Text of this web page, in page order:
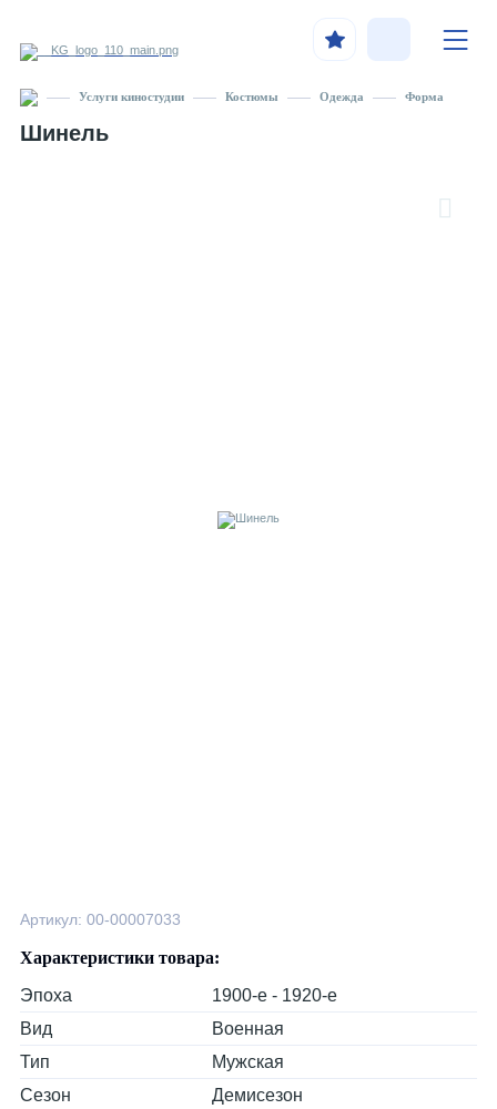
Услуги киностудии Костюмы Одежда Форма
Шинель
Артикул: 00-00007033
Характеристики товара:
Эпоха
1900-е - 1920-е
Вид
Военная
Тип
Мужская
Сезон
Демисезон